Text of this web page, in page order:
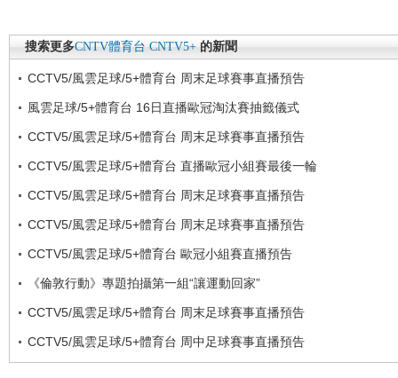
搜索更多CNTV體育台 CNTV5+ 的新聞
CCTV5/風雲足球/5+體育台 周末足球賽事直播預告
風雲足球/5+體育台 16日直播歐冠淘汰賽抽籤儀式
CCTV5/風雲足球/5+體育台 周末足球賽事直播預告
CCTV5/風雲足球/5+體育台 直播歐冠小組賽最後一輪
CCTV5/風雲足球/5+體育台 周末足球賽事直播預告
CCTV5/風雲足球/5+體育台 周末足球賽事直播預告
CCTV5/風雲足球/5+體育台 歐冠小組賽直播預告
《倫敦行動》專題拍攝第一組“讓運動回家”
CCTV5/風雲足球/5+體育台 周末足球賽事直播預告
CCTV5/風雲足球/5+體育台 周中足球賽事直播預告